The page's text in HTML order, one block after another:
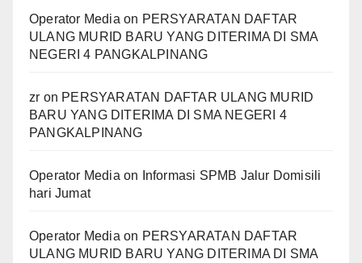
Operator Media on PERSYARATAN DAFTAR
ULANG MURID BARU YANG DITERIMA DI SMA
NEGERI 4 PANGKALPINANG
zr on PERSYARATAN DAFTAR ULANG MURID
BARU YANG DITERIMA DI SMA NEGERI 4
PANGKALPINANG
Operator Media on
Informasi SPMB Jalur Domisili
hari Jumat
Operator Media on PERSYARATAN DAFTAR
ULANG MURID BARU YANG DITERIMA DI SMA